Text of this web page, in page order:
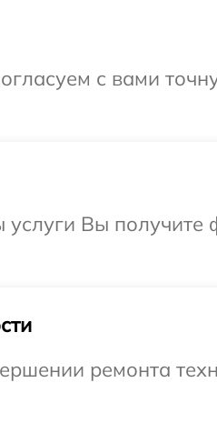
с вами
Вы
ремонта